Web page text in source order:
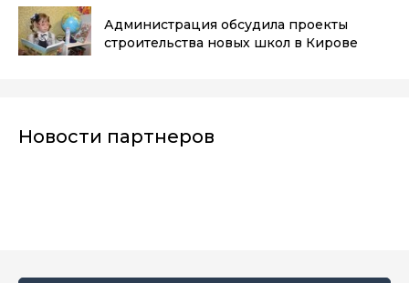
Администрация обсудила проекты
строительства новых школ в Кирове
Новости партнеров